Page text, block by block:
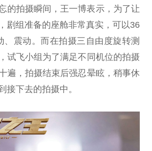
的拍摄瞬间，王一博表示，为了让
剧组准备的座舱非常真实，可以36
、震动。而在拍摄三自由度旋转测
试飞小组为了满足不同机位的拍摄
遍，拍摄结束后强忍晕眩，稍事休
接下去的拍摄中。